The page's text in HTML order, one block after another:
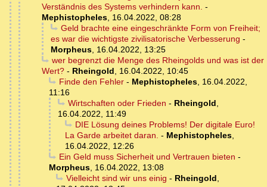
Verständnis des Systems verhindern kann. -
Mephistopheles, 16.04.2022, 08:28
Geld brachte eine eingeschränkte Form von Freiheit;
es war die wichtigste zivilisatorische Verbesserung -
Morpheus, 16.04.2022, 13:25
wer begrenzt die Menge des Rheingolds und was ist der
Wert? - Rheingold, 16.04.2022, 10:45
Finde den Fehler- Mephistopheles, 16.04.2022,
11:16
Wirtschaften oder Frieden - Rheingold,
16.04.2022, 11:49
DIE Lösung deines Problems! Der digitale Euro!
La Garde arbeitet daran. - Mephistopheles,
16.04.2022, 12:26
Ein Geld muss Sicherheit und Vertrauen bieten -
Morpheus, 16.04.2022, 13:08
Vielleicht sind wir uns einig - Rheingold,